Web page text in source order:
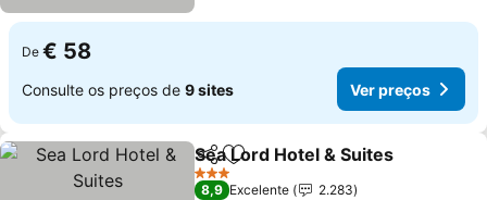
De € 58
Consulte os preços de 9 sites Ver preços
PartilharAdicionar aos favoritos
Sea Lord Hotel & Suites
3 Estrelas
8,9 Excelente
2.283